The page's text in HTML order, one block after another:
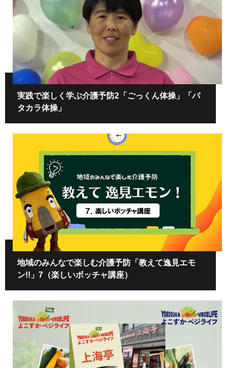
実践で楽しく学ぶ介護予防2「ごっくん体操」「パ
タカラ体操」
地域のみんなで楽しむ介護予防「教えて逸見エモ
ン!!」7（楽しいボッチャ講座）